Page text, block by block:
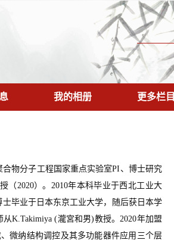
我的相册 更多栏目
物分子工程国家重点实验室PI、博士研究
（2020）。2010年本科毕业于西北工业大
毕业于日本东京工业大学，随后获日本学
K.Takimiya (瀧宮和男)教授。2020年加盟
微纳结构调控及其多功能器件应用三个层